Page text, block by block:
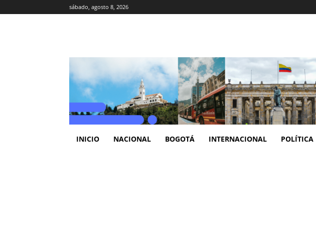
sábado, agosto 8, 2026
INICIO NACIONAL BOGOTÁ INTERNACIONAL POLÍTICA